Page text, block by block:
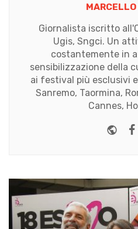
Giornalista iscritto
Ugis, Sngci. Un
costantemente in
sensibilizzazione della
ai festival più esclusivi
Sanremo, Taormina,
Cannes,